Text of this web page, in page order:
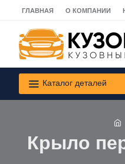
ГЛАВНАЯ О КОМПАНИИ
Каталог деталей
Крыло